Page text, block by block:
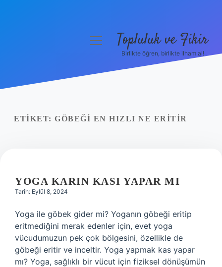
Yasal Uyarı
menüyüTopluluk ve Fikir
Birlikte öğren, birlikte ilham al!
ETIKET: GÖBEĞI EN HIZLI NE ERITIR
YOGA KARIN KASI YAPAR MI
Tarih: Eylül 8, 2024
Yoga ile göbek gider mi? Yoganın göbeği eritip
eritmediğini merak edenler için, evet yoga
vücudumuzun pek çok bölgesini, özellikle de
göbeği eritir ve inceltir. Yoga yapmak kas yapar
mı? Yoga, sağlıklı bir vücut için fiziksel dönüşümün